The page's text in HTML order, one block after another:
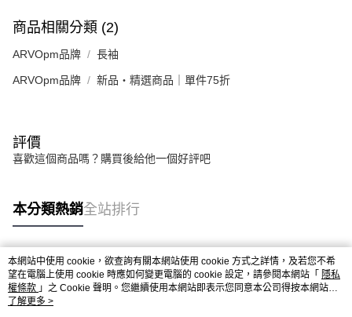
商品相關分類 (2)
ARVOpm品牌 長袖
ARVOpm品牌 新品・精選商品｜單件75折
評價
喜歡這個商品嗎？購買後給他一個好評吧
本分類熱銷全站排行
熱門標籤
本網站中使用 cookie，欲查詢有關本網站使用 cookie 方式之詳情，及若您不希
望在電腦上使用 cookie 時應如何變更電腦的 cookie 設定，請參閱本網站「 隱私
權條款 」之 Cookie 聲明。您繼續使用本網站即表示您同意本公司得按本網站使
用條款之 Cookie 聲明使用 cookie。
了解更多 >